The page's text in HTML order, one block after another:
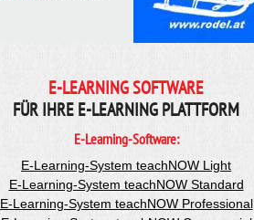
E-LEARNING SOFTWARE
FÜR IHRE E-LEARNING PLATTFORM
E-Learning-Software:
E-Learning-System teachNOW Light
E-Learning-System teachNOW Standard
E-Learning-System teachNOW Professional